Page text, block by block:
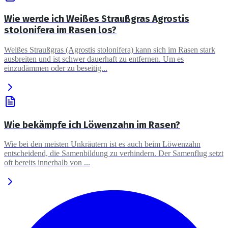
Wie werde ich Weißes Straußgras Agrostis
stolonifera im Rasen los?
Weißes Straußgras (Agrostis stolonifera) kann sich im Rasen stark
ausbreiten und ist schwer dauerhaft zu entfernen. Um es
einzudämmen oder zu beseitig...
Wie bekämpfe ich Löwenzahn im Rasen?
Wie bei den meisten Unkräutern ist es auch beim Löwenzahn
entscheidend, die Samenbildung zu verhindern. Der Samenflug setzt
oft bereits innerhalb von ...